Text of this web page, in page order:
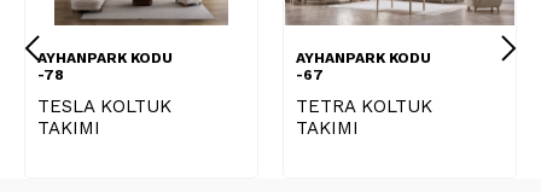
AYHANPARK KODU
-78
TESLA KOLTUK
TAKIMI
AYHANPARK KODU
-67
TETRA KOLTUK
TAKIMI